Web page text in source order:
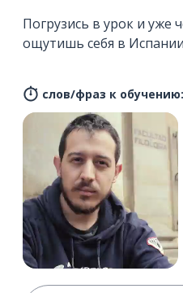
Погрузись в урок и уже
ощутишь себя в
слов/фраз к